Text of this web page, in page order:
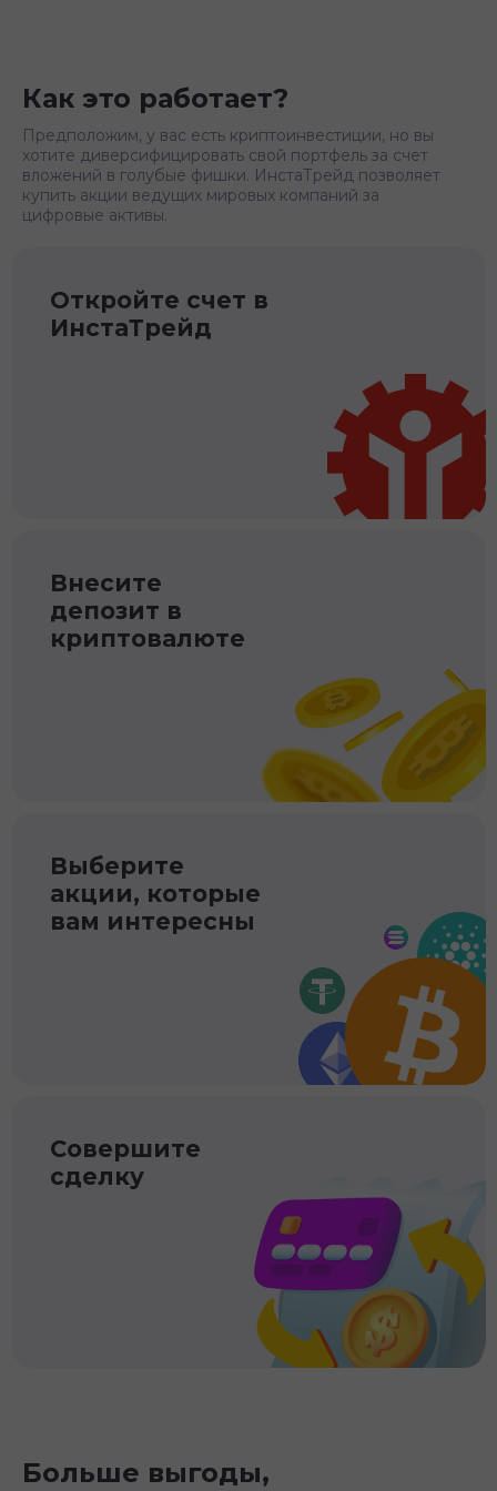
Как это работает?
Предположим, у вас есть криптоинвестиции, но вы
хотите диверсифицировать свой портфель за счет
вложений в голубые фишки. ИнстаТрейд позволяет
купить акции ведущих мировых компаний за
цифровые активы.
Откройте счет в
ИнстаТрейд
Внесите
депозит в
криптовалюте
Выберите
акции, которые
вам интересны
Совершите
сделку
Больше выгоды,